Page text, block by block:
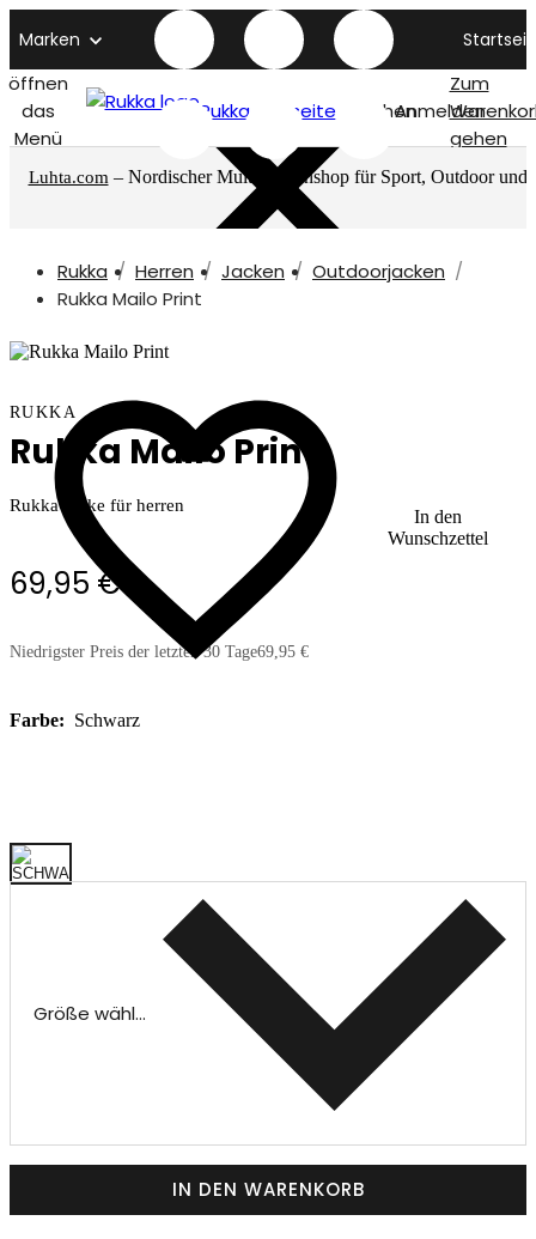
Marken
öffnen
das
Menü
Rukka titelseite SuchenAnmelden
Zum
gehen
Luhta.com – Nordischer Multimarkenshop für Sport, Outdoor und
Rukka Herren Jacken
Outdoorjacken
Rukka Mailo Print
In den
Wunschzettel
RUKKA
Rukka Mailo Print
Rukka Jacke für herren
69,95 €
Niedrigster Preis der letzten 30 Tage69,95 €
Farbe: Schwarz
Größe wählen
IN DEN WARENKORB